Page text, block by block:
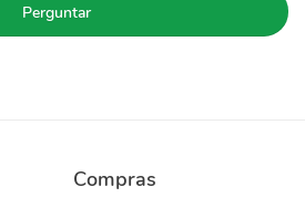
Perguntar
Compras